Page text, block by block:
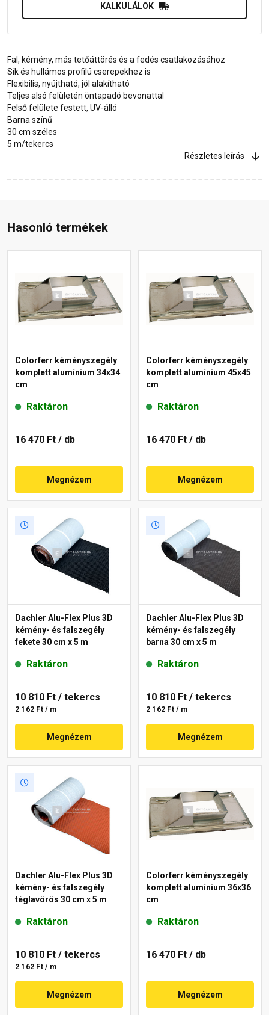
KALKULÁLOK
Fal, kémény, más tetőáttörés és a fedés csatlakozásához
Sík és hullámos profilú cserepekhez is
Flexibilis, nyújtható, jól alakítható
Teljes alsó felületén öntapadó bevonattal
Felső felülete festett, UV-álló
Barna színű
30 cm széles
5 m/tekercs
Részletes leírás
Hasonló termékek
Colorferr kéményszegély
komplett alumínium 34x34
cm
Raktáron
16 470 Ft / db
Megnézem
Colorferr kéményszegély
komplett alumínium 45x45
cm
Raktáron
16 470 Ft / db
Megnézem
Dachler Alu-Flex Plus 3D
kémény- és falszegély
fekete 30 cm x 5 m
Raktáron
10 810 Ft / tekercs
2 162 Ft / m
Megnézem
Dachler Alu-Flex Plus 3D
kémény- és falszegély
barna 30 cm x 5 m
Raktáron
10 810 Ft / tekercs
2 162 Ft / m
Megnézem
Dachler Alu-Flex Plus 3D
kémény- és falszegély
téglavörös 30 cm x 5 m
Raktáron
10 810 Ft / tekercs
2 162 Ft / m
Megnézem
Colorferr kéményszegély
komplett alumínium 36x36
cm
Raktáron
16 470 Ft / db
Megnézem